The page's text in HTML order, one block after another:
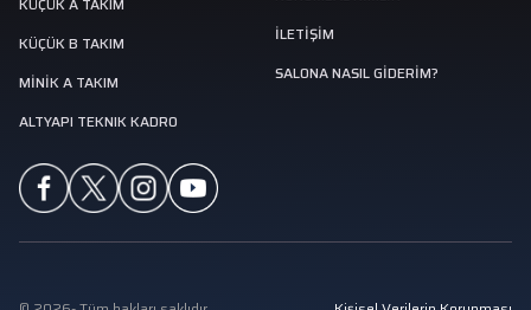
KÜÇÜK B TAKIM
MINIK A TAKIM
ALTYAPI TEKNIK KADRO
İLETİŞİM
SALONA NASIL GIDERIM?